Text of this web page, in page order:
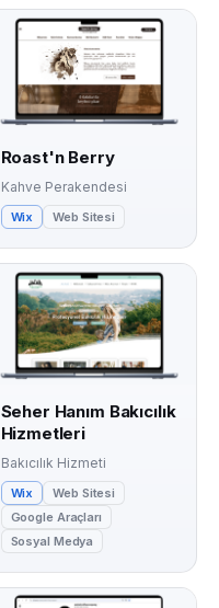
Roast'n Berry
Kahve Perakendesi
Wix Web Sitesi
Seher Hanım Bakıcılık
Hizmetleri
Bakıcılık Hizmeti
Wix
Web Sitesi
Google Araçları
Sosyal Medya